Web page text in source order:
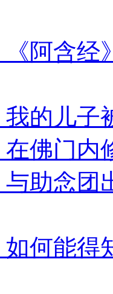
阿含经
的儿子
佛门内
助念团
何能得